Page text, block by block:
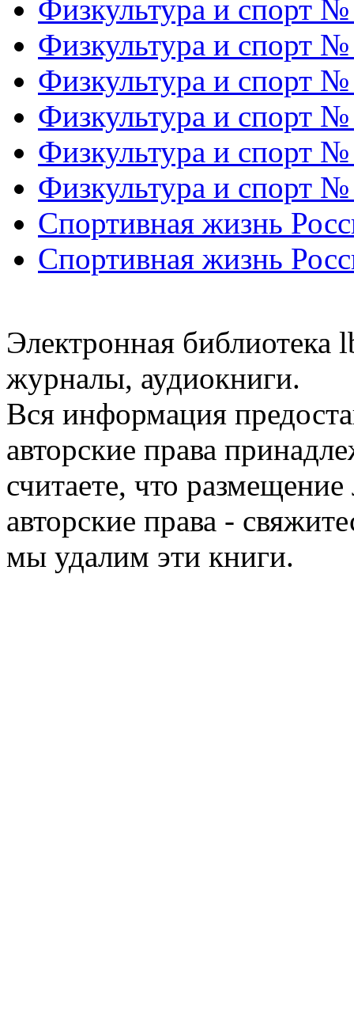
Физкультура и спорт
Физкультура и спорт
Физкультура и спорт
Физкультура и спорт
Физкультура и спорт
Физкультура и спорт
Спортивная жизнь
Спортивная жизнь
Электронная библиотека
журналы, аудиокниги.
Вся информация
авторские права
считаете, что
авторские права -
мы удалим эти книги.